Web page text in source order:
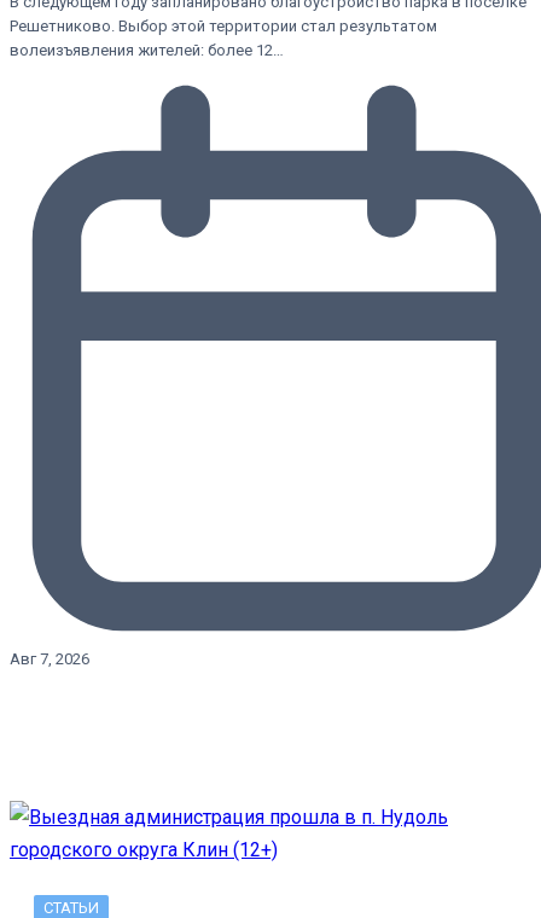
Решетниково. Выбор этой территории стал результатом
волеизъявления жителей: более 12…
Авг 7, 2026
СТАТЬИ